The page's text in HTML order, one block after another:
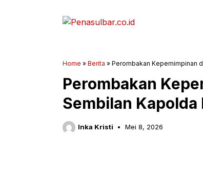
Home » Berita » Perombakan Kepemimpinan
Perombakan
Sembilan
Inka Kristi Mei 8, 2026